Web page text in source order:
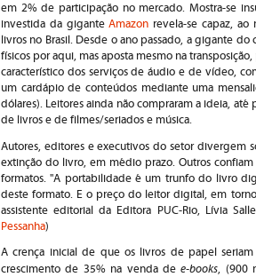
em 2% de participação no mercado. Mostra-se
investida da giganteAmazon revela-se capaz,
livros no Brasil. Desde o ano passado, a gigante
físicos por aqui, mas aposta mesmo na
característico dos serviços de áudio e de vídeo,
um cardápio de conteúdos mediante uma
dólares). Leitores ainda não compraram a ideia,
de livros e de filmes/seriados e música.
Autores, editores e executivos do setor divergem
extinção do livro, em médio prazo. Outros
formatos. "A portabilidade é um trunfo do livro
deste formato. E o preço do leitor digital, em
assistente editorial da Editora PUC-Rio, Lívia
Pessanha)
A crença inicial de que os livros de papel
crescimento de 35% na venda dee-books, (900